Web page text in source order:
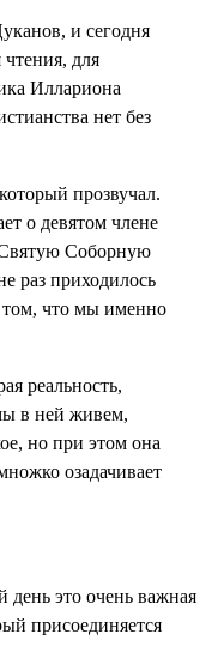
и сегодня
для
Иллариона
нет без
прозвучал.
о девятом члене
Соборную
раз приходилось
том, что мы именно
реальность,
в ней живем,
но при этом она
озадачивает
это очень важная
присоединяется